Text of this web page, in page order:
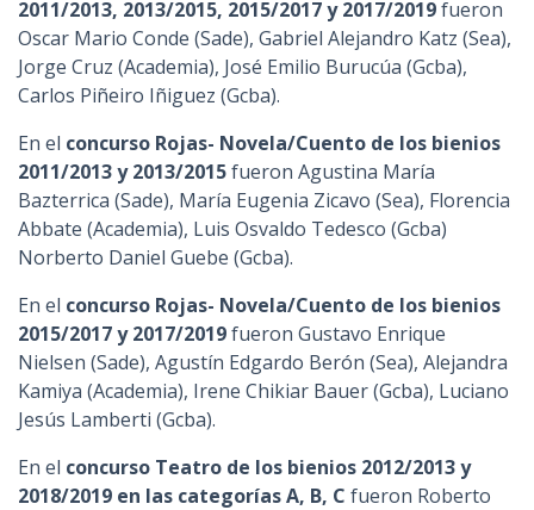
2011/2013, 2013/2015, 2015/2017 y 2017/2019fueron
Oscar Mario Conde (Sade), Gabriel Alejandro Katz (Sea),
Jorge Cruz (Academia), José Emilio Burucúa (Gcba),
Carlos Piñeiro Iñiguez (Gcba).
En el concurso Rojas- Novela/Cuento de los bienios
2011/2013 y 2013/2015fueron Agustina María
Bazterrica (Sade), María Eugenia Zicavo (Sea), Florencia
Abbate (Academia), Luis Osvaldo Tedesco (Gcba)
Norberto Daniel Guebe (Gcba).
En el concurso Rojas- Novela/Cuento de los bienios
2015/2017 y 2017/2019fueron Gustavo Enrique
Nielsen (Sade), Agustín Edgardo Berón (Sea), Alejandra
Kamiya (Academia), Irene Chikiar Bauer (Gcba), Luciano
Jesús Lamberti (Gcba).
En el concurso Teatro de los bienios 2012/2013 y
2018/2019 en las categorías A, B, C fueron Roberto